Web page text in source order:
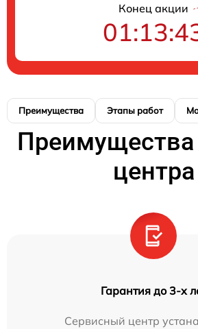
Конец акции
Преимущества Этапы работ
Преимущества
центра
Гарантия до 3-х
Сервисный центр